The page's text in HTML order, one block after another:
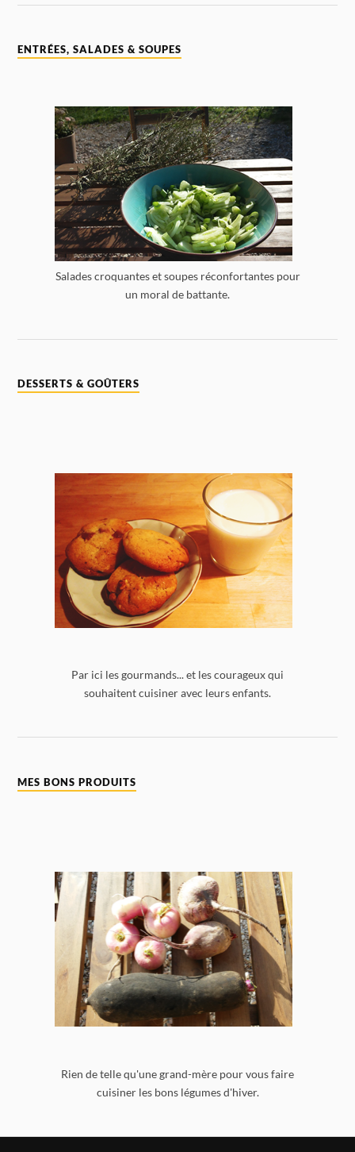
ENTRÉES, SALADES & SOUPES
Salades croquantes et soupes réconfortantes pour
un moral de battante.
DESSERTS & GOÛTERS
Par ici les gourmands... et les courageux qui
souhaitent cuisiner avec leurs enfants.
MES BONS PRODUITS
Rien de telle qu'une grand-mère pour vous faire
cuisiner les bons légumes d'hiver.